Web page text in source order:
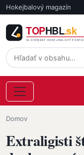
Skočiť na hlavný obsah
Hokejbalový magazín
Omrvinka
Domov
Extraligisti